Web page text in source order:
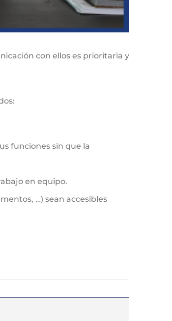
con ellos es prioritaria y
funciones sin que la
en equipo.
…) sean accesibles